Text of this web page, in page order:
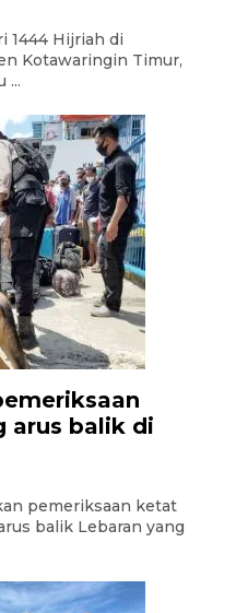
1444 Hijriah di
Kotawaringin Timur,
...
arus balik di
pemeriksaan ketat
balik Lebaran yang